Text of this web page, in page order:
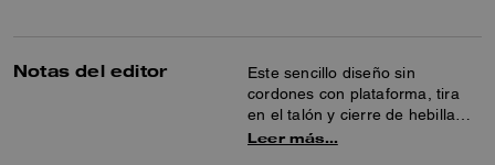
Notas del editor
Este sencillo diseño sin
cordones con plataforma, tira
en el talón y cierre de hebilla
está elaborado en nuestro
Leer más…